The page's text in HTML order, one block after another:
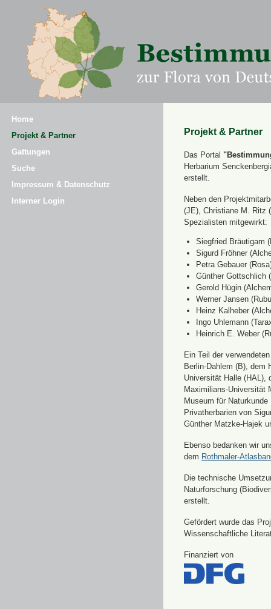
Home
Projekt & Partner
Gattungen
Suche
Impressum & Datenschutz
Interner Login
Projekt & Partner
Das Portal
Herbarium
erstellt.
Neben den
(JE), Christiane M. Ritz
Spezialisten mitgewirkt:
Siegfried Bräutigam
Sigurd Fröhner
Petra Gebauer
Günther Gottschlich
Gerold Hügin
Werner Jansen
Heinz Kalheber
Ingo Uhlemann
Heinrich E. Weber
Ein Teil der
Berlin-Dahlem (B), dem
Universität Halle (HAL),
Maximilians-Universität
Museum für
Privatherbarien von
Günther Matzke-Hajek
Ebenso bedanken wir
dem Rothmaler-
Die technische
Naturforschung
erstellt.
Gefördert wurde das
Wissenschaftliche
Finanziert von